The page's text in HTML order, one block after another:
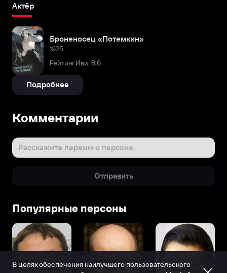
Актёр
Броненосец «Потемкин»
1925
Рейтинг Иви: 8,6
Подробнее
Комментарии
Расскажите первым о персоне
Отправить
Популярные персоны
В целях обеспечения наилучшего пользовательского